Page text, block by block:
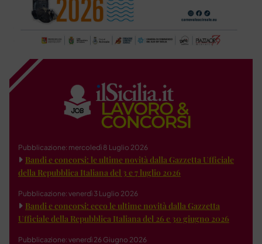
Pubblicazione: mercoledì 8 Luglio 2026
Bandi e concorsi: le ultime novità dalla Gazzetta Ufficiale
della Repubblica Italiana del 3 e 7 luglio 2026
Pubblicazione: venerdì 3 Luglio 2026
Bandi e concorsi: ecco le ultime novità dalla Gazzetta
Ufficiale della Repubblica Italiana del 26 e 30 giugno 2026
Pubblicazione: venerdì 26 Giugno 2026